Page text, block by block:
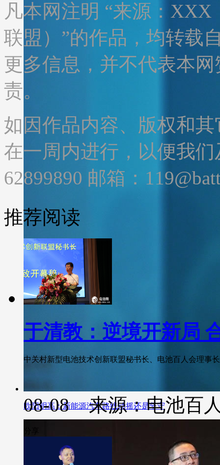
欧阳明高：新能源汽车路线动摇还是坚守
凡本网注明 “来源：
联盟）”的作品，均转载
更多信息，并不代表本
责。
如因作品内容、版权和
在一周内进行，以便我
62899890 邮箱：
推荐阅读
于清教：逆境开新局
中关村新型电池技术创新联盟秘书长、电池百人会理事
08-08 来源：电池百